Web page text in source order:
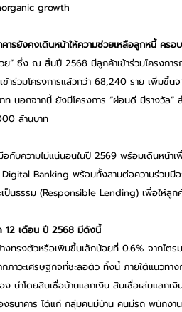
growth
คารยังคงเดินหน้าให้ความช่วยเหลือลูกหนี้ ครอ
ย” ซึ่ง ณ สิ้นปี 2568 มีลูกค้าเข้าร่วมโครงกา
าร่วมโครงการแล้วกว่า 68,240 ราย เพิ่มขึ้น
นอกจากนี้ ยังมีโครงการ “ผ่อนดี มีรางวัล
ล้านบาท
อกับความไม่แน่นอนในปี 2569 พร้อมเดินหน้า
Digital Banking พร้อมทั้งสานต่อความร่วม
ป็นธรรม (Responsible Lending) เพื่อให้ลู
12 เดือน ปี 2568 มีดังนี้
ทรงตัวหรือเพิ่มขึ้นเล็กน้อยที่ 0.6% จากไต
วะเศรษฐกิจที่ชะลอตัว ทั้งนี้ ภายใต้แนวทาง
นำโดยสินเชื่อบ้านแลกเงิน สินเชื่อเล่มแลกเ
าคาร ได้แก่ กลุ่มคนมีบ้าน คนมีรถ พนักงาน